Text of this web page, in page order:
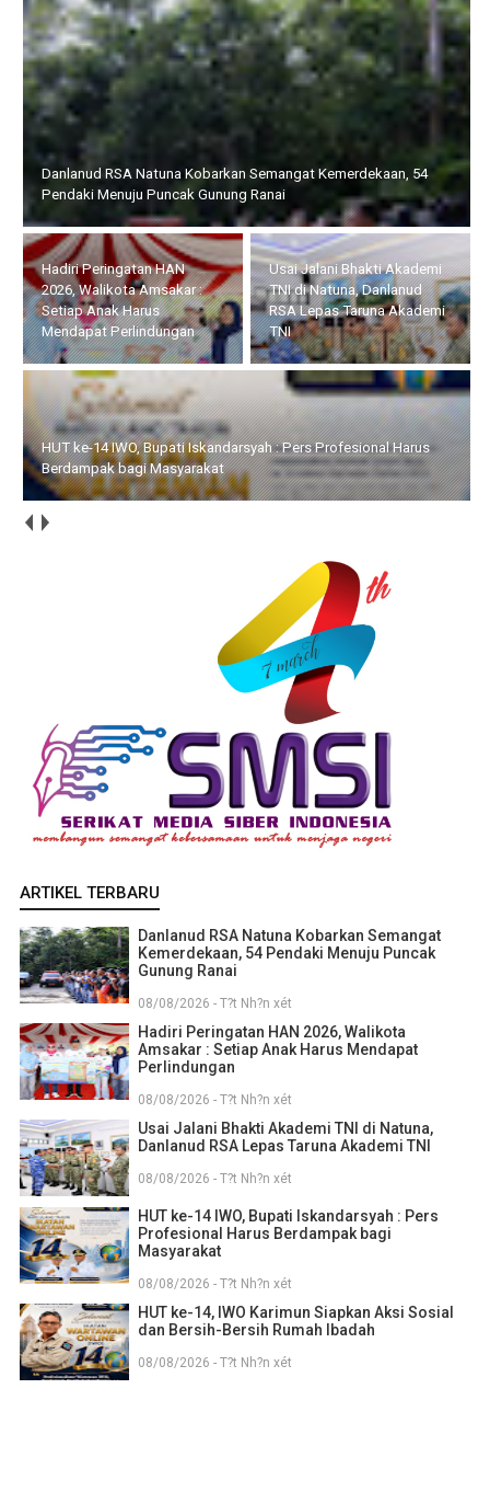
Hadiri Peringatan HAN 2026,
Walikota Amsakar : Setiap
Anak Harus Mendapat
Perlindungan
Usai Jalani Bhakti Akademi
TNI di Natuna, Danlanud
RSA Lepas Taruna Akademi
TNI
HUT ke-14 IWO, Bupati Iskandarsyah : Pers Profesional
Harus Berdampak bagi Masyarakat
HUT ke-14, IWO Karimun Siapkan Aksi Sosial dan Bersih-Bersih
Rumah Ibadah
ARTIKEL TERBARU
Danlanud RSA Natuna Kobarkan Semangat
Kemerdekaan, 54 Pendaki Menuju Puncak
Gunung Ranai
08/08/2026 - T?t Nh?n xét
Hadiri Peringatan HAN 2026, Walikota
Amsakar : Setiap Anak Harus Mendapat
Perlindungan
08/08/2026 - T?t Nh?n xét
Usai Jalani Bhakti Akademi TNI di Natuna,
Danlanud RSA Lepas Taruna Akademi TNI
08/08/2026 - T?t Nh?n xét
HUT ke-14 IWO, Bupati Iskandarsyah : Pers
Profesional Harus Berdampak bagi
Masyarakat
08/08/2026 - T?t Nh?n xét
HUT ke-14, IWO Karimun Siapkan Aksi Sosial
dan Bersih-Bersih Rumah Ibadah
08/08/2026 - T?t Nh?n xét